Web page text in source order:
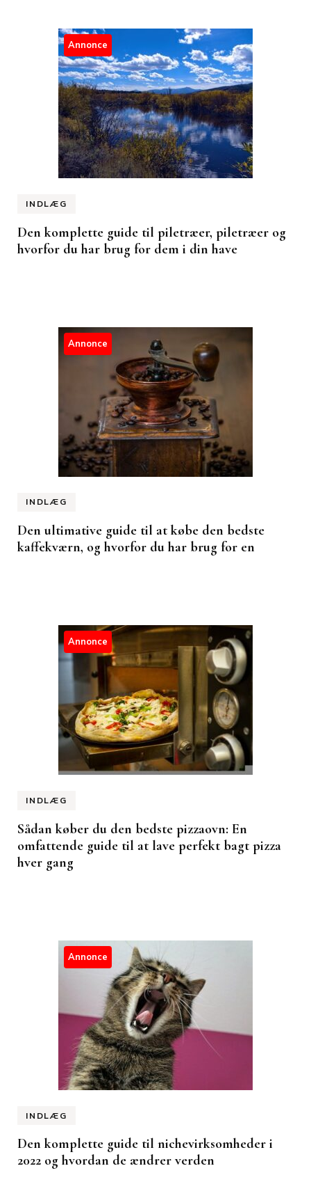
Annonce
INDLÆG
Den komplette guide til piletræer, piletræer og
hvorfor du har brug for dem i din have
Annonce
INDLÆG
Den ultimative guide til at købe den bedste
kaffekværn, og hvorfor du har brug for en
Annonce
INDLÆG
Sådan køber du den bedste pizzaovn: En
omfattende guide til at lave perfekt bagt pizza
hver gang
Annonce
INDLÆG
Den komplette guide til nichevirksomheder i
2022 og hvordan de ændrer verden